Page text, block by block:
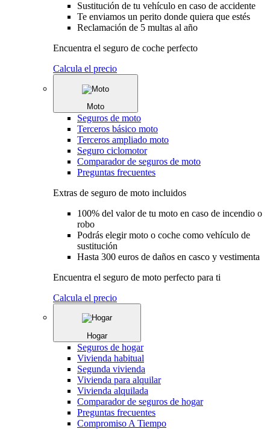
Sustitución de tu vehículo en caso de accidente
Te enviamos un perito donde quiera que estés
Reclamación de 5 multas al año
Encuentra el seguro de coche perfecto
Calcula el precio
Moto
Seguros de moto
Terceros básico moto
Terceros ampliado moto
Seguro ciclomotor
Comparador de seguros de moto
Preguntas frecuentes
Extras de seguro de moto incluidos
100% del valor de tu moto en caso de incendio o
robo
Podrás elegir moto o coche como vehículo de
sustitución
Hasta 300 euros de daños en casco y vestimenta
Encuentra el seguro de moto perfecto para ti
Calcula el precio
Hogar
Seguros de hogar
Vivienda habitual
Segunda vivienda
Vivienda para alquilar
Vivienda alquilada
Comparador de seguros de hogar
Preguntas frecuentes
Compromiso A Tiempo